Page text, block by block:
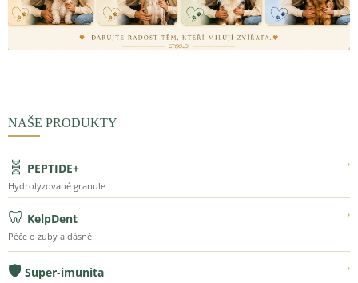
NAŠE PRODUKTY
🧬 PEPTIDE+ ›
Hydrolyzované granule
🦷 KelpDent ›
Péče o zuby a dásně
🛡️ Super-imunita ›